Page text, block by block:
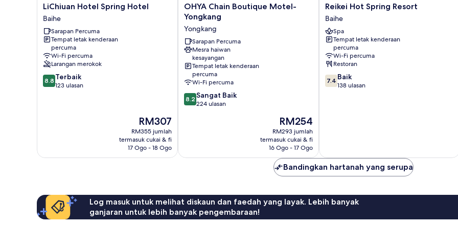
LiChiuan
Hotel
Spring
Hotel
Baihe
LiChiuan Hotel Spring Hotel
Baihe
Sarapan Percuma
Tempat letak kenderaan
percuma
Wi-Fi percuma
Larangan merokok
8.8
daripada
8.8 Terbaik
123 ulasan
Harga
ialah
RM307
RM307
RM355 jumlah
termasuk cukai & fi
17 Ogo - 18 Ogo
OHYA
Chain
Boutique
Motel-
Yongkang
Yongkang
OHYA Chain Boutique Motel-
Yongkang
Yongkang
Sarapan Percuma
Mesra haiwan
kesayangan
Tempat letak kenderaan
percuma
Wi-Fi percuma
8.2
daripada
8.2 Sangat Baik
224 ulasan
Harga
ialah
RM254
RM254
RM293 jumlah
termasuk cukai & fi
16 Ogo - 17 Ogo
Reikei
Hot
Spring
Resort
Baihe
Reikei Hot Spring Resort
Baihe
Spa
Tempat letak kenderaan
percuma
Wi-Fi percuma
Restoran
7.4
daripada
7.4 Baik
138 ulasan
Bandingkan hartanah yang serupa
Log masuk untuk melihat diskaun dan faedah yang layak. Lebih banyak
ganjaran untuk lebih banyak pengembaraan!